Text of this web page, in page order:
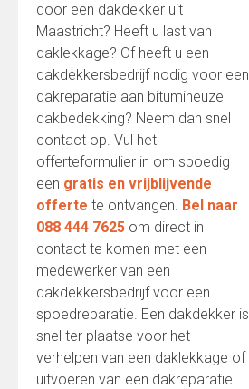
door een dakdekker uit
Maastricht? Heeft u last van
daklekkage? Of heeft u een
dakdekkersbedrijf nodig voor een
dakreparatie aan bitumineuze
dakbedekking? Neem dan snel
contact op. Vul het
offerteformulier in om spoedig
een gratis en vrijblijvende
offerte te ontvangen. Bel naar
088 444 7625 om direct in
contact te komen met een
medewerker van een
dakdekkersbedrijf voor een
spoedreparatie. Een dakdekker is
snel ter plaatse voor het
verhelpen van een daklekkage of
uitvoeren van een dakreparatie.